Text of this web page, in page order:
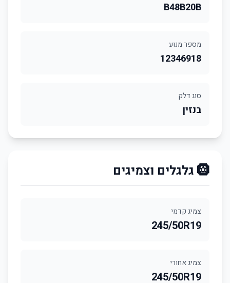
B48B20B
מספר מנוע
12346918
סוג דלק
בנזין
🛞 גלגלים וצמיגים
צמיג קדמי
245/50R19
צמיג אחורי
245/50R19